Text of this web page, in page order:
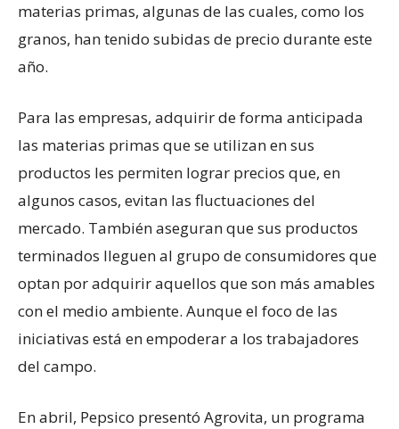
materias primas, algunas de las cuales, como los
granos, han tenido subidas de precio durante este
año.
Para las empresas, adquirir de forma anticipada
las materias primas que se utilizan en sus
productos les permiten lograr precios que, en
algunos casos, evitan las fluctuaciones del
mercado. También aseguran que sus productos
terminados lleguen al grupo de consumidores que
optan por adquirir aquellos que son más amables
con el medio ambiente. Aunque el foco de las
iniciativas está en empoderar a los trabajadores
del campo.
En abril, Pepsico presentó Agrovita, un programa